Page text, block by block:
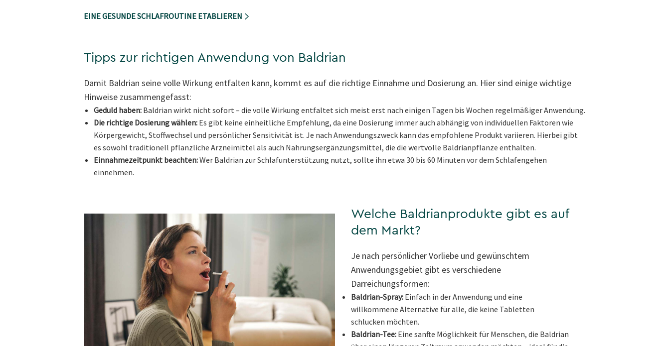
EINE GESUNDE SCHLAFROUTINE ETABLIEREN
Tipps zur richtigen Anwendung von Baldrian
Damit Baldrian seine volle Wirkung entfalten kann, kommt es auf die richtige Einnahme und Dosierung an. Hier sind einige wichtige
Hinweise zusammengefasst:
Geduld haben:Baldrian wirkt nicht sofort – die volle Wirkung entfaltet sich meist erst nach einigen Tagen bis Wochen regelmäßiger Anwendung.
Die richtige Dosierung wählen:Es gibt keine einheitliche Empfehlung, da eine Dosierung immer auch abhängig von individuellen Faktoren wie
Körpergewicht, Stoffwechsel und persönlicher Sensitivität ist. Je nach Anwendungszweck kann das empfohlene Produkt variieren. Hierbei gibt
es sowohl traditionell pflanzliche Arzneimittel als auch Nahrungsergänzungsmittel, die die wertvolle Baldrianpflanze enthalten.
Einnahmezeitpunkt beachten:Wer Baldrian zur Schlafunterstützung nutzt, sollte ihn etwa 30 bis 60 Minuten vor dem Schlafengehen
einnehmen.
Welche Baldrianprodukte gibt es auf
dem Markt?
Je nach persönlicher Vorliebe und gewünschtem
Anwendungsgebiet gibt es verschiedene
Darreichungsformen:
Baldrian-Spray:Einfach in der Anwendung und eine
willkommene Alternative für alle, die keine Tabletten
schlucken möchten.
Baldrian-Tee:Eine sanfte Möglichkeit für Menschen, die Baldrian